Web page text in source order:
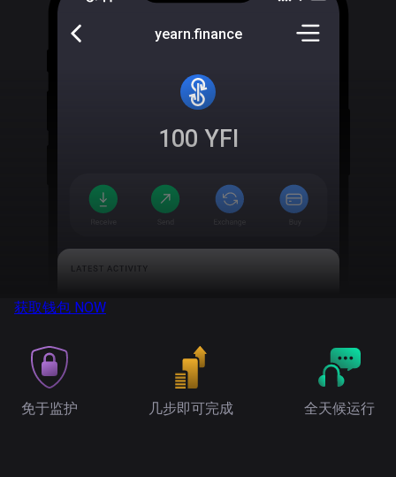
yearn.finance
100 YFI
获取钱包 NOW
免于监护 几步即可完成 全天候运行